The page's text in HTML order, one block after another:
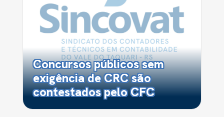
Concursos públicos sem
exigência de CRC são
contestados pelo CFC